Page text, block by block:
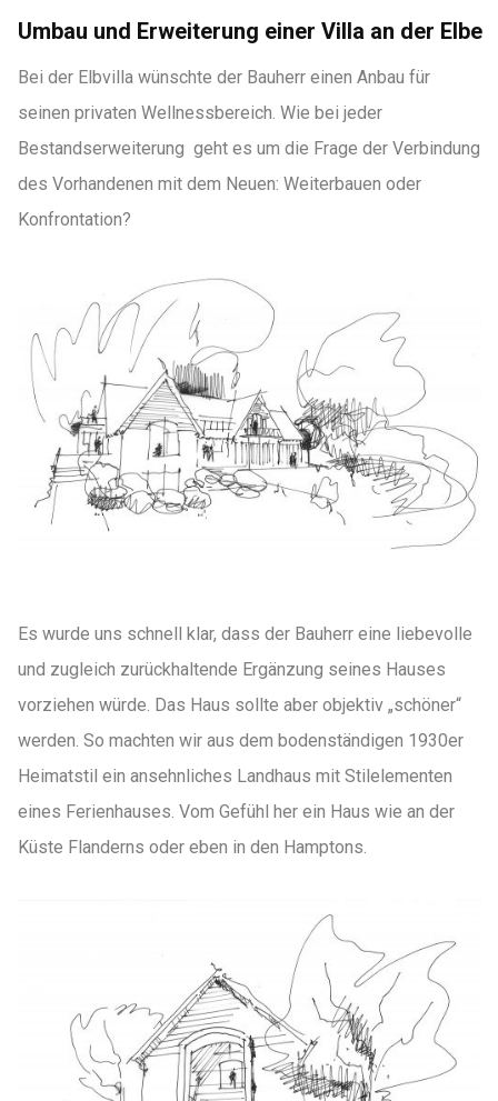
Umbau und Erweiterung einer Villa an der Elbe
Bei der Elbvilla wünschte der Bauherr einen Anbau für
seinen privaten Wellnessbereich. Wie bei jeder
Bestandserweiterung geht es um die Frage der Verbindung
des Vorhandenen mit dem Neuen: Weiterbauen oder
Konfrontation?
Es wurde uns schnell klar, dass der Bauherr eine liebevolle
und zugleich zurückhaltende Ergänzung seines Hauses
vorziehen würde. Das Haus sollte aber objektiv „schöner“
werden. So machten wir aus dem bodenständigen 1930er
Heimatstil ein ansehnliches Landhaus mit Stilelementen
eines Ferienhauses. Vom Gefühl her ein Haus wie an der
Küste Flanderns oder eben in den Hamptons.